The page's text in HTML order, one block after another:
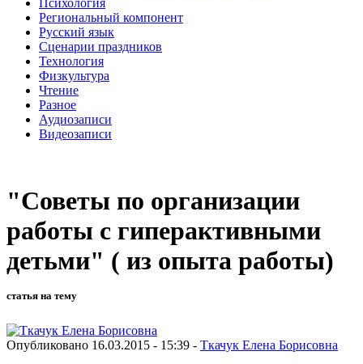
Региональный компонент
Русский язык
Сценарии праздников
Технология
Физкультура
Чтение
Разное
Аудиозаписи
Видеозаписи
"Советы по организации
работы с гиперактивными
детьми" ( из опыта работы)
статья на тему
Опубликовано 16.03.2015 - 15:39 - Ткачук Елена Борисовна